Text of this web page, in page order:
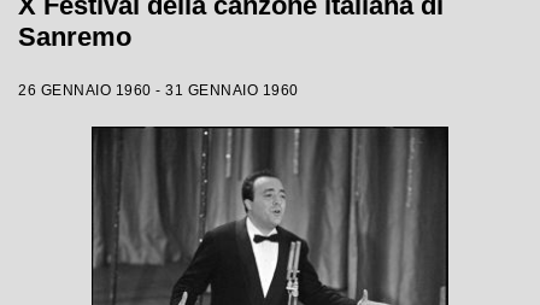
Sanremo
26 GENNAIO 1960 - 31 GENNAIO 1960